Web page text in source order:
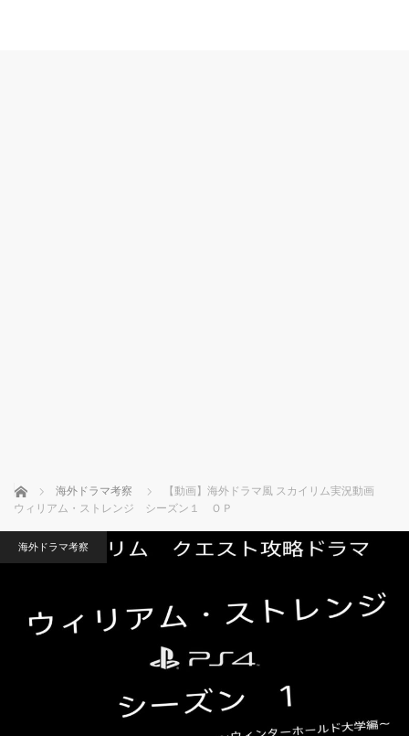
ホーム 海外ドラマ考察
【動画】海外ドラマ風 スカイリム実況動画
ウィリアム・ストレンジ シーズン１ ＯＰ
海外ドラマ考察